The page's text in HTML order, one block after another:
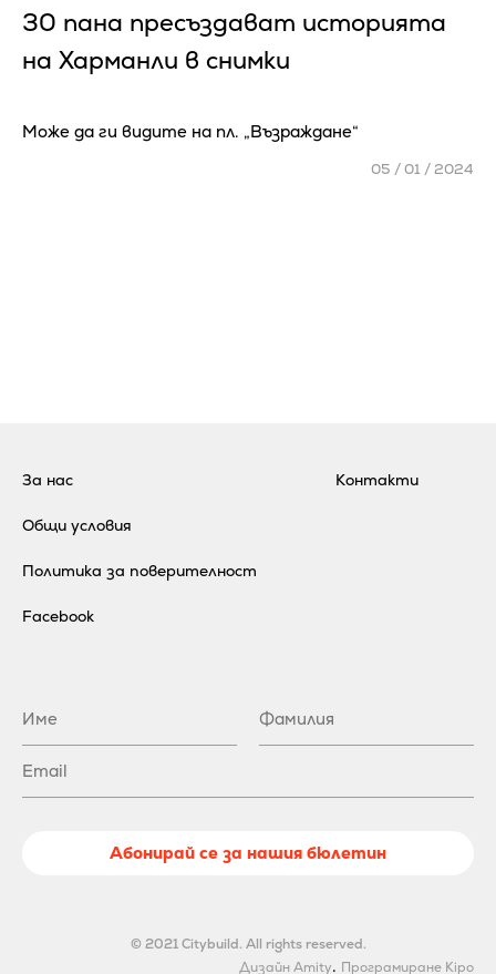
30 пана пресъздават историята
на Харманли в снимки
Може да ги видите на пл. „Възраждане“
05 / 01 / 2024
За нас
Общи условия
Политика за поверителност
Контакти
Facebook
Абонирай се за нашия бюлетин
© 2021 Citybuild. All rights reserved.
Дизайн Amity. Програмиране Kipo